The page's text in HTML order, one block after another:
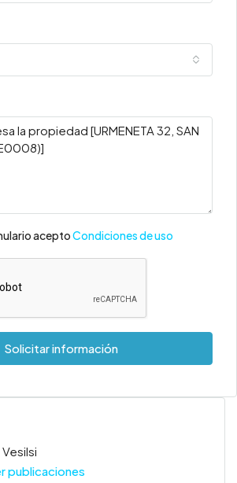
aceptoCondiciones de uso
Solicitar información
Vesilsi
publicaciones